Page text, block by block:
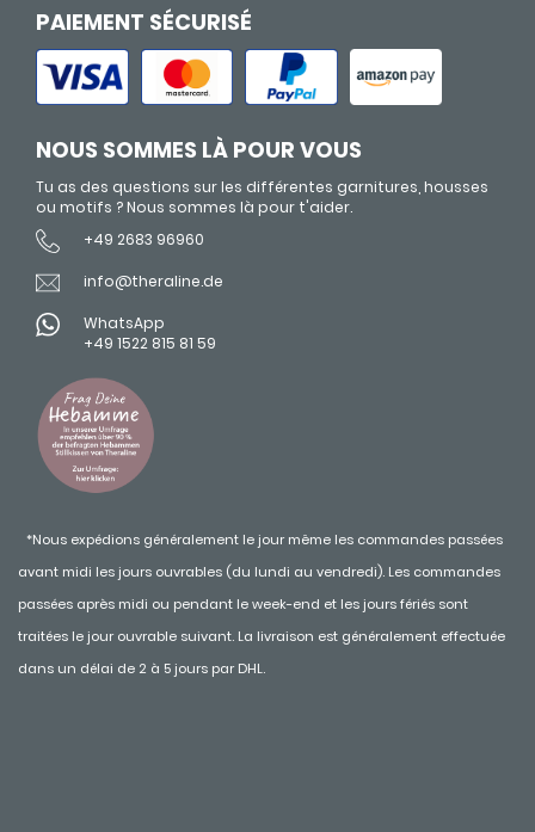
PAIEMENT SÉCURISÉ
NOUS SOMMES LÀ POUR VOUS
Tu as des questions sur les différentes garnitures, housses
ou motifs ? Nous sommes là pour t'aider.
+49 2683 96960
info@theraline.de
WhatsApp
+49 1522 815 81 59
*Nous expédions généralement le jour même les commandes passées
avant midi les jours ouvrables (du lundi au vendredi). Les commandes
passées après midi ou pendant le week-end et les jours fériés sont
traitées le jour ouvrable suivant. La livraison est généralement effectuée
dans un délai de 2 à 5 jours par DHL.